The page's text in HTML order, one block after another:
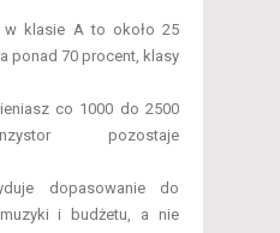
w klasie A to około 25
ponad 70 procent, klasy
co 1000 do 2500
pozostaje
dopasowanie do
i budżetu, a nie